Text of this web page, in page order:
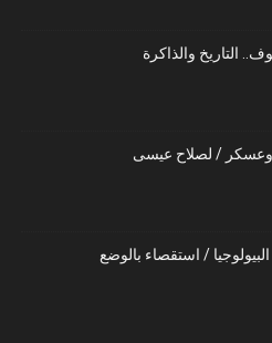
التاريخ والذاكرة
وعسكر / لصلاح عيسى
/ استقصاء بالوضع